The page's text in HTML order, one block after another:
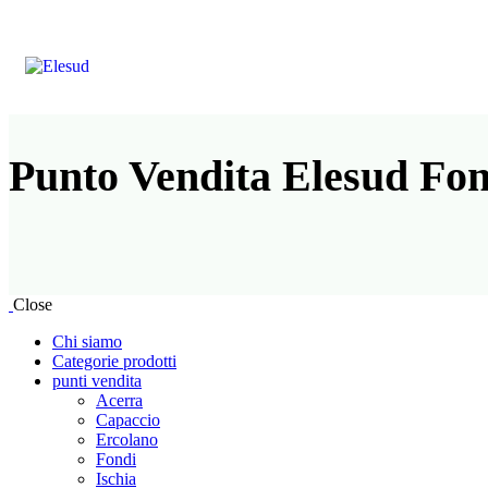
Punto Vendita Elesud
Close
Chi siamo
Categorie prodotti
punti vendita
Acerra
Capaccio
Ercolano
Fondi
Ischia